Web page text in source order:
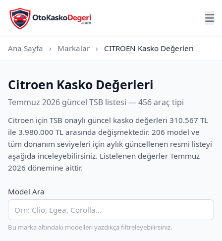
Ana Sayfa › Markalar › CITROEN Kasko Değerleri
Citroen Kasko Değerleri
Temmuz 2026 güncel TSB listesi — 456 araç tipi
Citroen için TSB onaylı güncel kasko değerleri 310.567 TL
ile 3.980.000 TL arasında değişmektedir. 206 model ve
tüm donanım seviyeleri için aylık güncellenen resmi listeyi
aşağıda inceleyebilirsiniz. Listelenen değerler Temmuz
2026 dönemine aittir.
Model Ara
Bu marka altındaki modelleri yazdıkça filtreleyebilirsiniz.